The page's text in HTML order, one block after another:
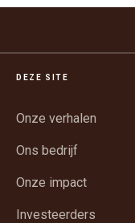
DEZE SITE
Onze verhalen
Ons bedrijf
Onze impact
Investeerders